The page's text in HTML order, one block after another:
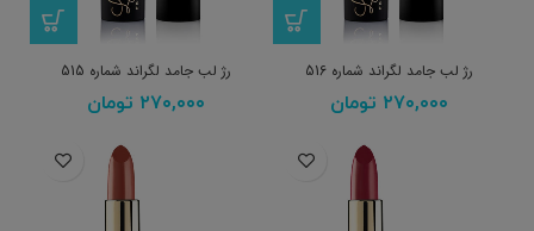
رژ لب جامد لگراند شماره 516
۲۷۰,۰۰۰ تومان
رژ لب جامد لگراند شماره 515
۲۷۰,۰۰۰ تومان